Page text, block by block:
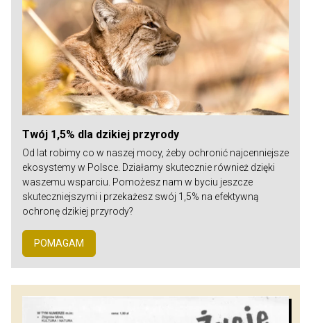
Twój 1,5% dla dzikiej przyrody
Od lat robimy co w naszej mocy, żeby ochronić najcenniejsze
ekosystemy w Polsce. Działamy skutecznie również dzięki
waszemu wsparciu. Pomożesz nam w byciu jeszcze
skuteczniejszymi i przekażesz swój 1,5% na efektywną
ochronę dzikiej przyrody?
POMAGAM